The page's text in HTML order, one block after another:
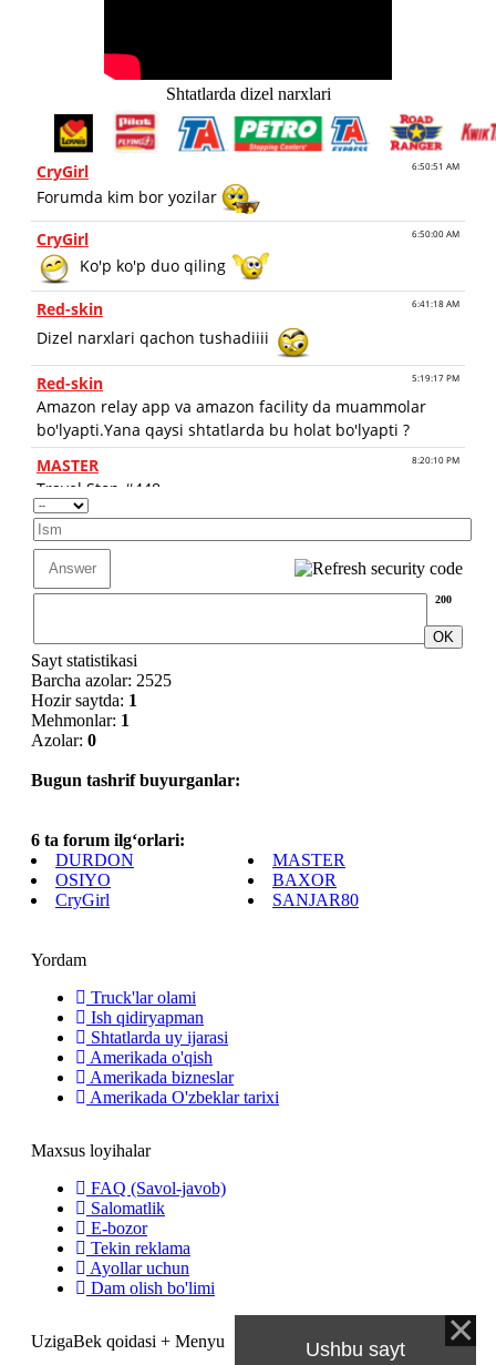
Shtatlarda dizel narxlari
200
Sayt statistikasi
Barcha azolar: 2525
Hozir saytda: 1
Mehmonlar: 1
Azolar: 0
Bugun tashrif buyurganlar:
6 ta forum ilg‘orlari:
DURDON
MASTER
OSIYO
BAXOR
CryGirl
SANJAR80
Yordam
Truck'lar olami
Ish qidiryapman
Shtatlarda uy ijarasi
Amerikada o'qish
Amerikada bizneslar
Amerikada O'zbeklar tarixi
Maxsus loyihalar
FAQ (Savol-javob)
Salomatlik
E-bozor
Tekin reklama
Ayollar uchun
Dam olish bo'limi
UzigaBek qoidasi + Menyu Ushbu sayt